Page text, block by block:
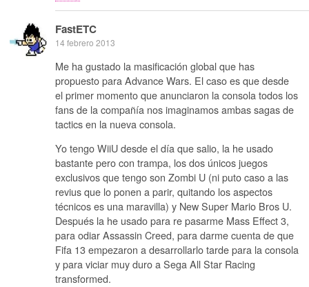
FastETC
14 febrero 2013
Me ha gustado la masificación global que has
propuesto para Advance Wars. El caso es que desde
el primer momento que anunciaron la consola todos los
fans de la compañía nos imaginamos ambas sagas de
tactics en la nueva consola.
Yo tengo WiiU desde el día que salio, la he usado
bastante pero con trampa, los dos únicos juegos
exclusivos que tengo son Zombi U (ni puto caso a las
revius que lo ponen a parir, quitando los aspectos
técnicos es una maravilla) y New Super Mario Bros U.
Después la he usado para re pasarme Mass Effect 3,
para odiar Assassin Creed, para darme cuenta de que
Fifa 13 empezaron a desarrollarlo tarde para la consola
y para viciar muy duro a Sega All Star Racing
transformed.